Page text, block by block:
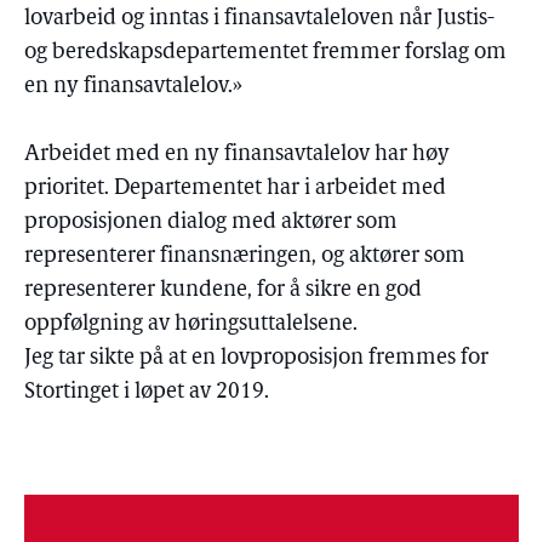
lovarbeid og inntas i finansavtaleloven når Justis-
og beredskapsdepartementet fremmer forslag om
en ny finansavtalelov.»
Arbeidet med en ny finansavtalelov har høy
prioritet. Departementet har i arbeidet med
proposisjonen dialog med aktører som
representerer finansnæringen, og aktører som
representerer kundene, for å sikre en god
oppfølgning av høringsuttalelsene.
Jeg tar sikte på at en lovproposisjon fremmes for
Stortinget i løpet av 2019.